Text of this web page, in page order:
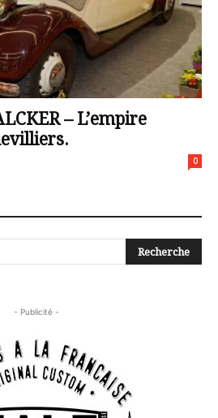
– L’empire
0
- Publicité -